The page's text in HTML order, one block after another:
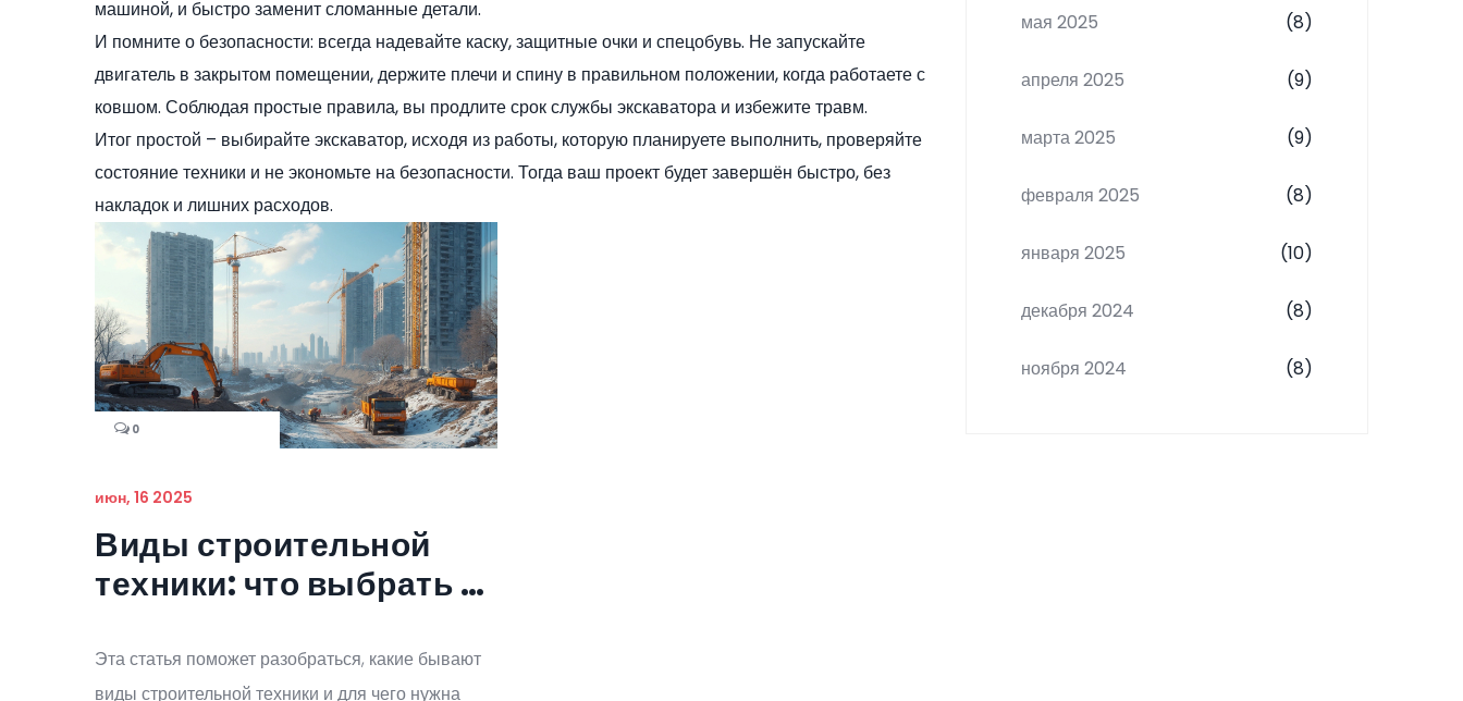
машиной, и быстро заменит сломанные детали.
И помните о безопасности: всегда надевайте каску, защитные очки и спецобувь. Не запускайте
двигатель в закрытом помещении, держите плечи и спину в правильном положении, когда работаете с
ковшом. Соблюдая простые правила, вы продлите срок службы экскаватора и избежите травм.
Итог простой – выбирайте экскаватор, исходя из работы, которую планируете выполнить, проверяйте
состояние техники и не экономьте на безопасности. Тогда ваш проект будет завершён быстро, без
накладок и лишних расходов.
0
июн, 16 2025
Виды строительной
техники: что выбрать и
Эта статья поможет разобраться, какие бывают
виды строительной техники и для чего нужна
мая 2025 (8)
апреля 2025 (9)
марта 2025 (9)
февраля 2025 (8)
января 2025 (10)
декабря 2024 (8)
ноября 2024 (8)